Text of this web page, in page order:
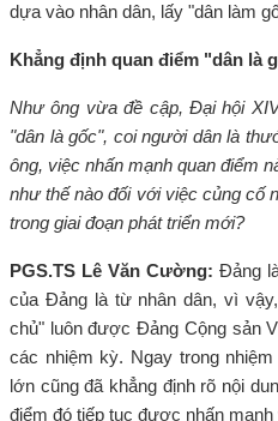
dựa vào nhân dân, lấy "dân làm
Khẳng định quan điểm "dân là
Như ông vừa đề cập, Đại hội
"dân là gốc", coi người dân là
ông, việc nhấn mạnh quan điểm
như thế nào đối với việc củng cố
trong giai đoạn phát triển mới?
PGS.TS Lê Văn Cường: Đảng
của Đảng là từ nhân dân, vì
chủ" luôn được Đảng Cộng sản
các nhiệm kỳ. Ngay trong
lớn cũng đã khẳng định rõ nội
điểm đó tiếp tục được nhấn